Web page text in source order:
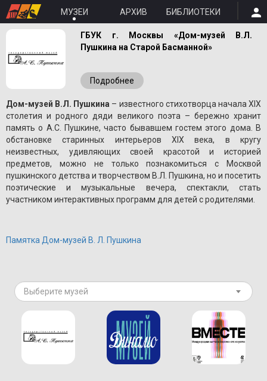
МУЗЕИ АРХИВ БИБЛИОТЕКИ
ГБУК г. Москвы «Дом-музей В.Л.
Пушкина на Старой Басманной»
Подробнее
Дом-музей В.Л. Пушкина – известного стихотворца начала XIX
столетия и родного дяди великого поэта – бережно хранит
память о A.С. Пушкине, часто бывавшем гостем этого дома. В
обстановке старинных интерьеров XIX века, в кругу
неизвестных, удивляющих своей красотой и историей
предметов, можно не только познакомиться с Москвой
пушкинского детства и творчеством В.Л. Пушкина, но и посетить
поэтические и музыкальные вечера, спектакли, стать
участником интерактивных программ для детей с родителями.
Памятка Дом-музей В. Л. Пушкина
Выберите музей